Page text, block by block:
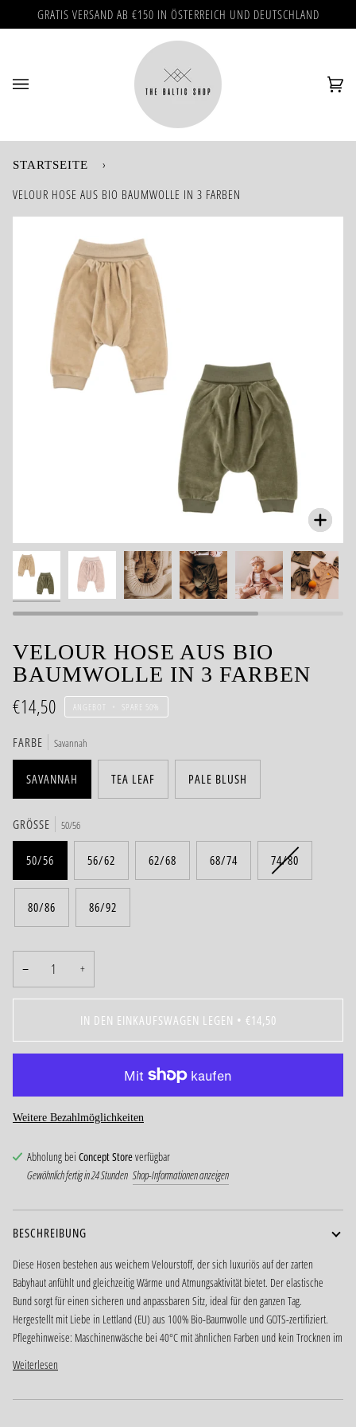
zum
GRATIS VERSAND AB €150 IN ÖSTERREICH UND DEUTSCHLAND
(0)
STARTSEITE
›
VELOUR HOSE AUS BIO BAUMWOLLE IN 3 FARBEN
VELOUR HOSE AUS BIO
BAUMWOLLE IN 3 FARBEN
€14,50
ANGEBOT SPARE 50%
FARBE Savannah
SAVANNAH TEA LEAF PALE BLUSH
GRÖSSE 50/56
50/56 56/62 62/68 68/74 74/80
80/86 86/92
− +
IN DEN EINKAUFSWAGEN LEGEN • €14,50
Weitere Bezahlmöglichkeiten
Abholung bei Concept Storeverfügbar
Gewöhnlich fertig in 24 Stunden Shop-Informationen anzeigen
BESCHREIBUNG
Diese Hosen bestehen aus weichem Velourstoff, der sich luxuriös auf der zarten
Babyhaut anfühlt und gleichzeitig Wärme und Atmungsaktivität bietet. Der elastische
Bund sorgt für einen sicheren und anpassbaren Sitz, ideal für den ganzen Tag.
Hergestellt mit Liebe in Lettland (EU) aus 100% Bio-Baumwolle und GOTS-zertifiziert.
Pflegehinweise: Maschinenwäsche bei 40°C mit ähnlichen Farben und kein Trocknen im
Weiterlesen